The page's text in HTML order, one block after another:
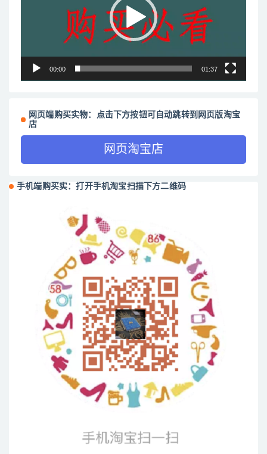
00:00 01:37
网页端购买实物：点击下方按钮可自动跳转到网页版淘宝
店
网页淘宝店
手机端购买实：打开手机淘宝扫描下方二维码